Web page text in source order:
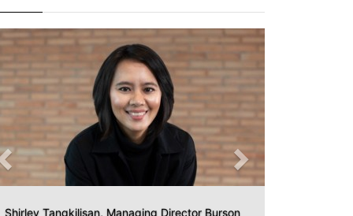
Shirley Tangkilisan, Managing Director Burson
Previous Next